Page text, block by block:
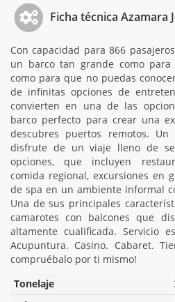
Ficha técnica Azamara
Con capacidad para 866
un barco tan grande como
como para que no puedas
de infinitas opciones de
convierten en una de las
barco perfecto para crear una
descubres puertos remotos.
disfrute de un viaje lleno de
opciones, que incluyen
comida regional, excursiones en
de spa en un ambiente informal
Una de sus principales
camarotes con balcones que
altamente cualificada. Servicio
Acupuntura. Casino. Cabaret.
compruébalo por ti mismo!
Tonelaje